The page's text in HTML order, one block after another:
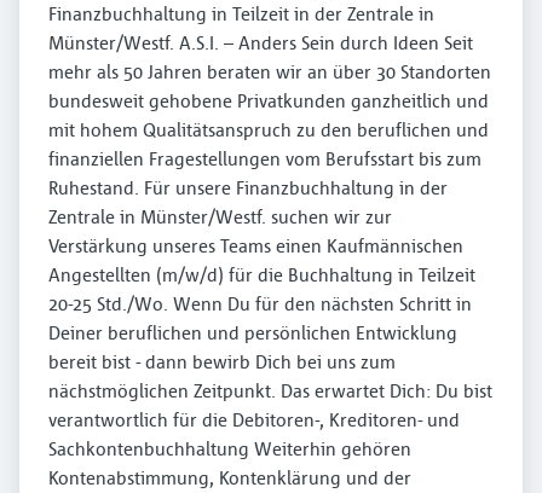
Finanzbuchhaltung in Teilzeit in der Zentrale in
Münster/Westf. A.S.I. – Anders Sein durch Ideen Seit
mehr als 50 Jahren beraten wir an über 30 Standorten
bundesweit gehobene Privatkunden ganzheitlich und
mit hohem Qualitätsanspruch zu den beruflichen und
finanziellen Fragestellungen vom Berufsstart bis zum
Ruhestand. Für unsere Finanzbuchhaltung in der
Zentrale in Münster/Westf. suchen wir zur
Verstärkung unseres Teams einen Kaufmännischen
Angestellten (m/w/d) für die Buchhaltung in Teilzeit
20-25 Std./Wo. Wenn Du für den nächsten Schritt in
Deiner beruflichen und persönlichen Entwicklung
bereit bist - dann bewirb Dich bei uns zum
nächstmöglichen Zeitpunkt. Das erwartet Dich: Du bist
verantwortlich für die Debitoren-, Kreditoren- und
Sachkontenbuchhaltung Weiterhin gehören
Kontenabstimmung, Kontenklärung und der